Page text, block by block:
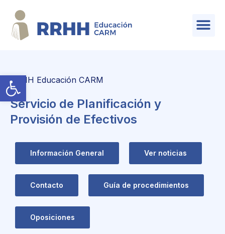
Abrir barra de herramientas
RRHH Educación CARM
Servicio de Planificación y
Provisión de Efectivos
Información General Ver noticias
Contacto Guía de procedimientos
Oposiciones